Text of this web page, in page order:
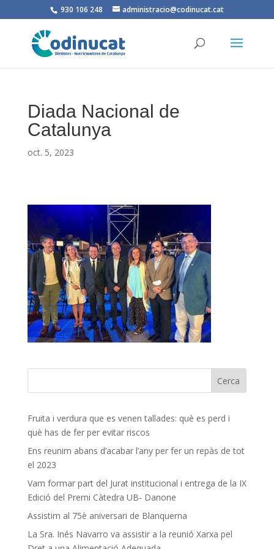
930 106 248 administracio@codinucat.cat
Diada Nacional de
Catalunya
oct. 5, 2023
Fruita i verdura que es venen tallades: què es perd i
què has de fer per evitar riscos
Ens reunim abans d’acabar l’any per fer un repàs de tot
el 2023
Vam formar part del Jurat institucional i entrega de la IX
Edició del Premi Càtedra UB- Danone
Assistim al 75è aniversari de Blanquerna
La Sra. Inés Navarro va assistir a la reunió Xarxa pel